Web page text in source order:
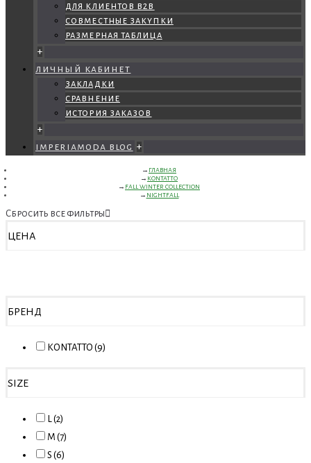
для клиентов b2b
совместные закупки
размерная таблица
+
личный кабинет
закладки
сравнение
история заказов
+
imperiamoda blog +
ГЛАВНАЯ
KONTATTO
FALL WINTER COLLECTION
NIGHTFALL
Сбросить все фильтры
ЦЕНА
БРЕНД
KONTATTO (9)
SIZE
L (2)
M (7)
S (6)